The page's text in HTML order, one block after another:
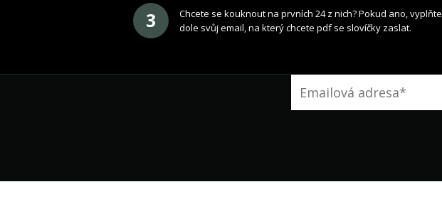
3
Chcete se kouknout na prvních 24 z nich? Pokud ano, vyplňte
dole svůj email, na který chcete pdf se slovíčky zaslat.